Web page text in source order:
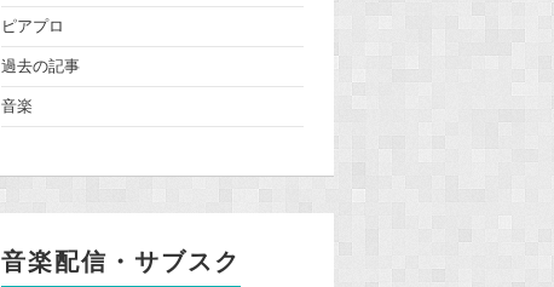
ピアプロ
過去の記事
音楽
音楽配信・サブスク